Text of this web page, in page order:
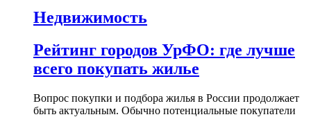
Недвижимость
Рейтинг городов УрФО: где лучше
всего покупать жилье
Вопрос покупки и подбора жилья в России продолжает
быть актуальным. Обычно потенциальные покупатели